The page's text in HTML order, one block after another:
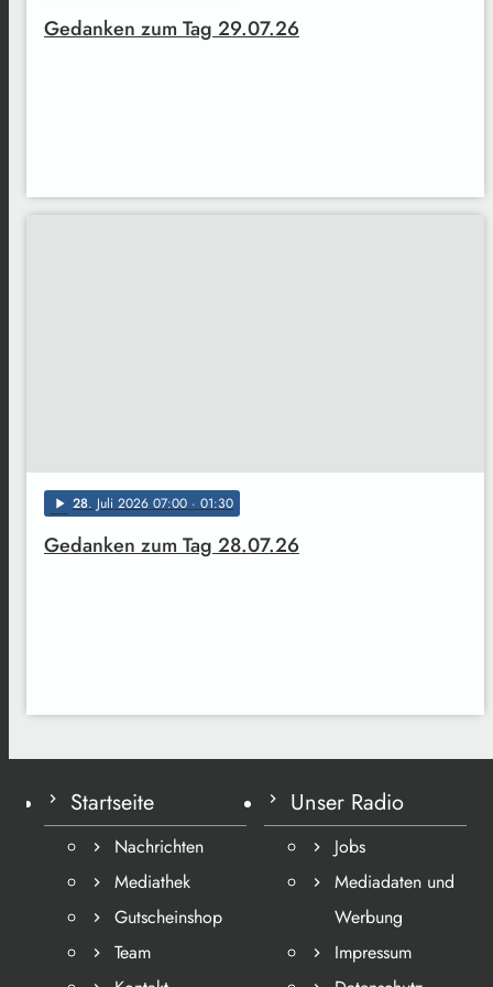
Gedanken zum Tag 29.07.26
play_arrow 28. Juli 2026 07:00 · 01:30
Gedanken zum Tag 28.07.26
Startseite
Nachrichten
Mediathek
Gutscheinshop
Team
Unser Radio
Jobs
Mediadaten und
Werbung
Impressum